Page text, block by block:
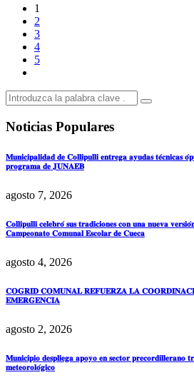
1
2
3
4
5
Noticias Populares
𝐌𝐮𝐧𝐢𝐜𝐢𝐩𝐚𝐥𝐢𝐝𝐚𝐝 𝐝𝐞 𝐂𝐨𝐥𝐥𝐢𝐩𝐮𝐥𝐥𝐢 𝐞𝐧𝐭𝐫𝐞𝐠𝐚 𝐚𝐲𝐮𝐝𝐚𝐬 𝐭𝐞́𝐜𝐧𝐢𝐜𝐚𝐬
𝐩𝐫𝐨𝐠𝐫𝐚𝐦𝐚 𝐝𝐞 𝐉𝐔𝐍𝐀𝐄𝐁
agosto 7, 2026
𝐂𝐨𝐥𝐥𝐢𝐩𝐮𝐥𝐥𝐢 𝐜𝐞𝐥𝐞𝐛𝐫𝐨́ 𝐬𝐮𝐬 𝐭𝐫𝐚𝐝𝐢𝐜𝐢𝐨𝐧𝐞𝐬 𝐜𝐨𝐧 𝐮𝐧𝐚 𝐧𝐮𝐞𝐯𝐚
𝐂𝐚𝐦𝐩𝐞𝐨𝐧𝐚𝐭𝐨 𝐂𝐨𝐦𝐮𝐧𝐚𝐥 𝐄𝐬𝐜𝐨𝐥𝐚𝐫 𝐝𝐞 𝐂𝐮𝐞𝐜𝐚
agosto 4, 2026
𝐂𝐎𝐆𝐑𝐈𝐃 𝐂𝐎𝐌𝐔𝐍𝐀𝐋 𝐑𝐄𝐅𝐔𝐄𝐑𝐙𝐀 𝐋𝐀
𝐄𝐌𝐄𝐑𝐆𝐄𝐍𝐂𝐈𝐀
agosto 2, 2026
𝐌𝐮𝐧𝐢𝐜𝐢𝐩𝐢𝐨 𝐝𝐞𝐬𝐩𝐥𝐢𝐞𝐠𝐚 𝐚𝐩𝐨𝐲𝐨 𝐞𝐧 𝐬𝐞𝐜𝐭𝐨𝐫 𝐩𝐫𝐞𝐜𝐨𝐫𝐝𝐢𝐥𝐥𝐞𝐫𝐚𝐧𝐨
𝐦𝐞𝐭𝐞𝐨𝐫𝐨𝐥𝐨́𝐠𝐢𝐜𝐨